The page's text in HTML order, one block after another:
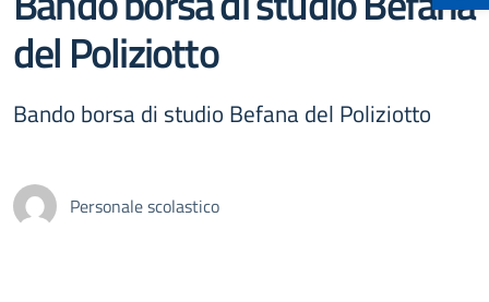
del Poliziotto
Bando borsa di studio Befana del Poliziotto
Personale scolastico